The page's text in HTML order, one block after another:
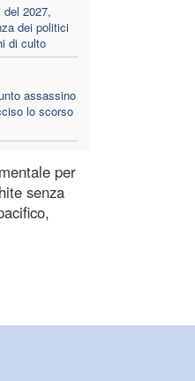
2027,
dei politici
di culto
assassino
lo scorso
per
senza